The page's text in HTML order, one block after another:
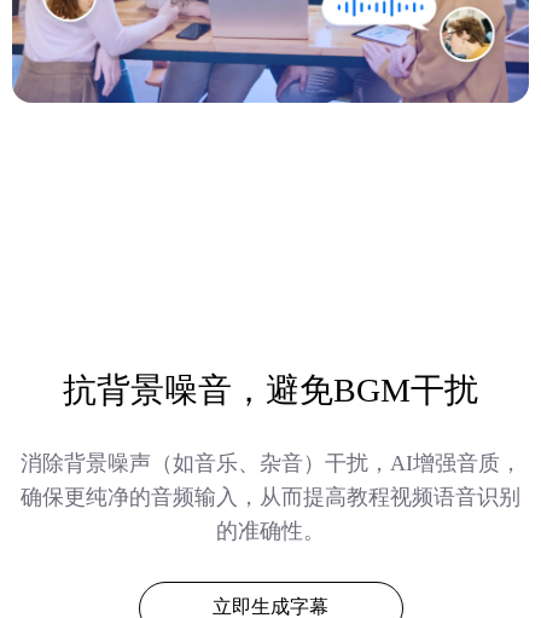
抗背景噪音，避免BGM干扰
消除背景噪声（如音乐、杂音）干扰，AI增强音质，
确保更纯净的音频输入，从而提高教程视频语音识别
的准确性。
立即生成字幕